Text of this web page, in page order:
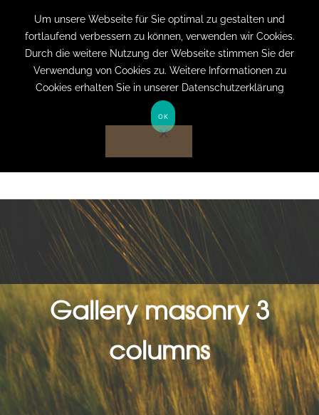
+49 (0) 151 19079060 info@privatpraxis-
bertram.de
Anmelden auf Website
Gallery masonry 3
columns
Um unsere Webseite für Sie optimal zu gestalten und
fortlaufend verbessern zu können, verwenden wir Cookies.
Durch die weitere Nutzung der Webseite stimmen Sie der
Verwendung von Cookies zu. Weitere Informationen zu
Cookies erhalten Sie in unserer Datenschutzerklärung
OK